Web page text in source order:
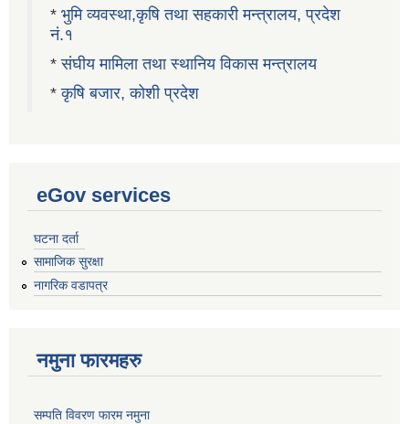
* भुमि व्यवस्था,कृषि तथा सहकारी मन्त्रालय, प्रदेश
नं.१
*संघीय मामिला तथा स्थानिय विकास मन्त्रालय
*कृषि बजार, कोशी प्रदेश
eGov services
घटना दर्ता
सामाजिक सुरक्षा
नागरिक वडापत्र
नमुना फारमहरु
सम्पति विवरण फारम नमुना